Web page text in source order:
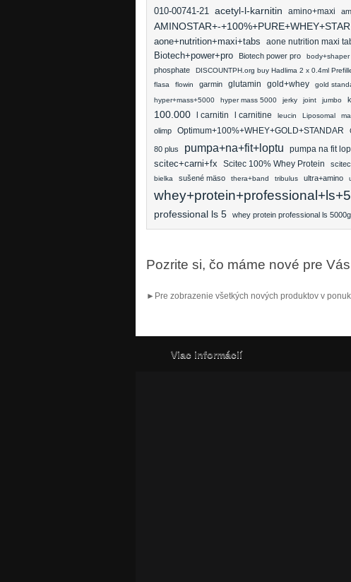
010-00741-21 acetyl-l-karnitin amino+maxi
AMINOSTAR+-+100%+PURE+WHEY+STAR
aone+nutrition+maxi+tabs aone nutrition maxi
Biotech+power+pro
Biotech power pro body+shaper
phosphate
DISCOUNTPH.org buy Hadlima 2 x 0.4ml
flasa flowin garmin glutamin gold+whey gold
hyper+mass+5000
hyper mass 5000 jerky joint jumbo
100.000
l carnitin l carnitine leucin Liposomal
olimp
Optimum+100%+WHEY+GOLD+STANDAR
80 plus pumpa+na+fit+loptu pumpa na fit
scitec+carni+fx Scitec 100% Whey Protein
bielka
sušené mäso thera+band tribulus ultra+amino
whey+protein+professional+ls+5
professional ls 5
whey protein professional ls 5000g
Pozrite si, čo máme nové pre
►Pre zobrazenie všetkých nových produktov v
Viac informácií